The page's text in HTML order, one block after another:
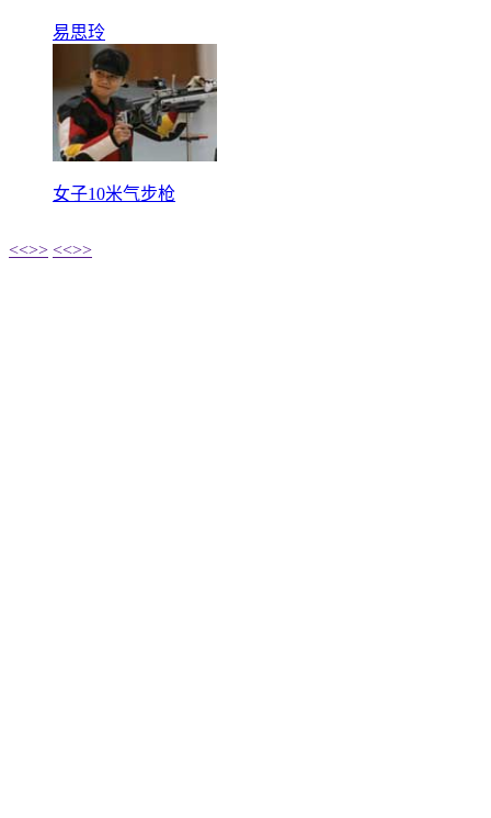
易思玲
女子10米气步枪
<<>> <<>>